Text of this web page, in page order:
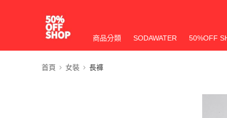
商品分類 SODAWATER 50%OFF
首頁 女裝 長褲